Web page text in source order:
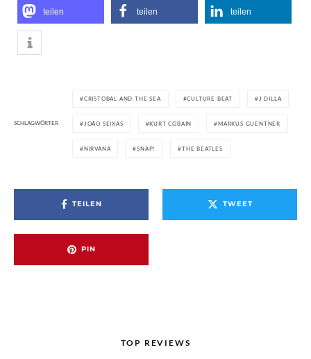
teilen teilen teilen
SCHLAGWÖRTER
CRISTOBAL AND THE SEA CULTURE BEAT J DILLA
JOÃO SEIXAS KURT COBAIN MARKUS GUENTNER
NIRVANA SNAP! THE BEATLES
TEILEN TWEET
PIN
TOP REVIEWS